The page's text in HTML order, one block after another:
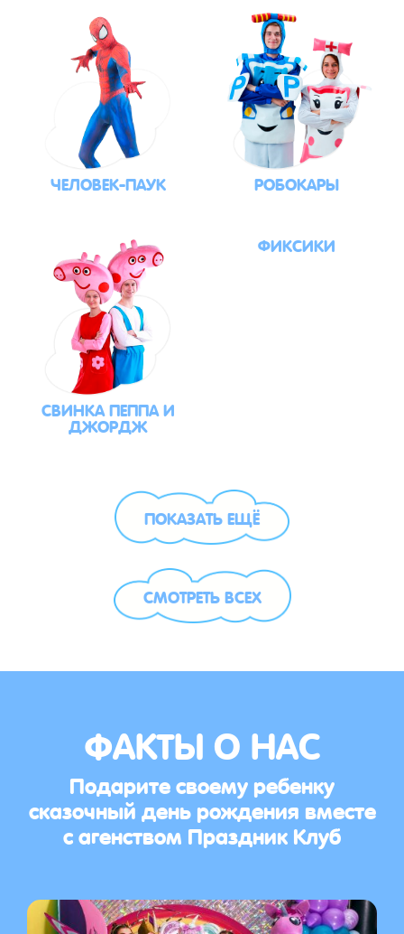
ЧЕЛОВЕК-ПАУК РОБОКАРЫ
СВИНКА ПЕППА И
ДЖОРДЖ
ФИКСИКИ
ПОКАЗАТЬ ЕЩЁ
СМОТРЕТЬ ВСЕХ
ФАКТЫ О НАС
Подарите своему ребенку
сказочный день рождения вместе
с агенством Праздник Клуб